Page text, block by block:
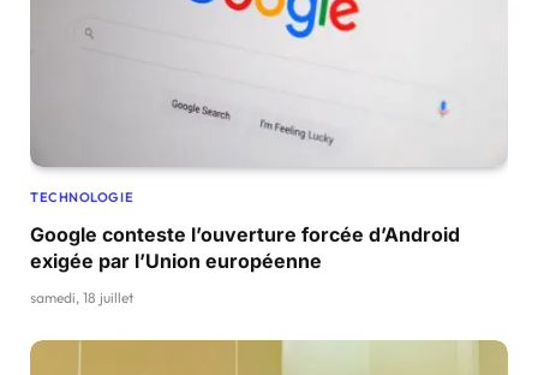
TECHNOLOGIE
Google conteste l’ouverture forcée d’Android
exigée par l’Union européenne
samedi, 18 juillet